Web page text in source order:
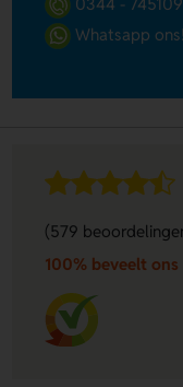
Whatsapp ons!
(579
100% beveelt ons